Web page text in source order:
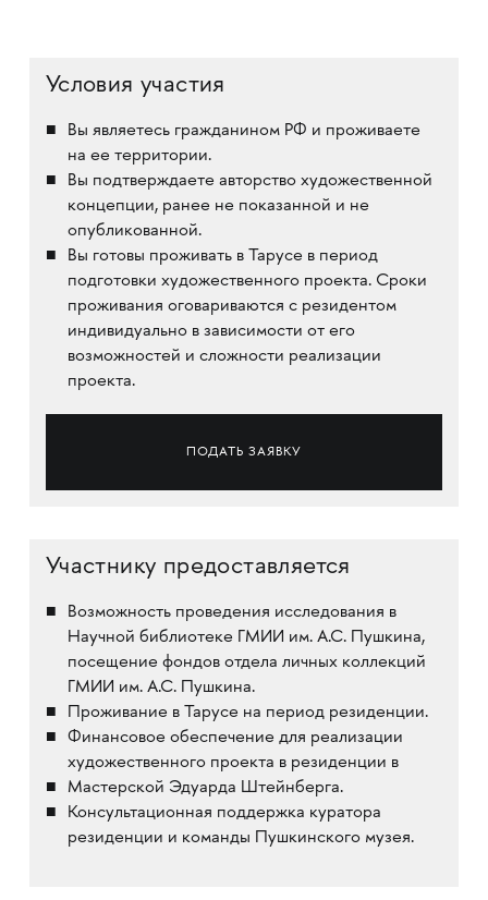
Условия участия
Вы являетесь гражданином РФ и проживаете
на ее территории.
Вы подтверждаете авторство художественной
концепции, ранее не показанной и не
опубликованной.
Вы готовы проживать в Тарусе в период
подготовки художественного проекта. Сроки
проживания оговариваются с резидентом
индивидуально в зависимости от его
возможностей и сложности реализации
проекта.
ПОДАТЬ ЗАЯВКУ
Участнику предоставляется
Возможность проведения исследования в
Научной библиотеке ГМИИ им. А.С. Пушкина,
посещение фондов отдела личных коллекций
ГМИИ им. А.С. Пушкина.
Проживание в Тарусе на период резиденции.
Финансовое обеспечение для реализации
художественного проекта в резиденции в
Мастерской Эдуарда Штейнберга.
Консультационная поддержка куратора
резиденции и команды Пушкинского музея.